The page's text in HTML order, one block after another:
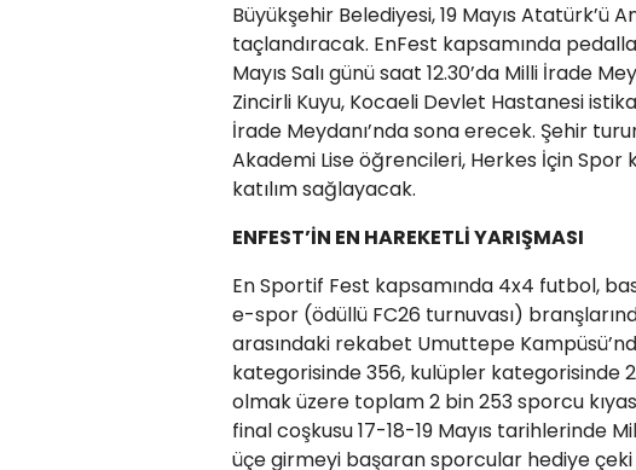
Büyükşehir Belediyesi, 19 Mayıs Atatürk’ü
taçlandıracak. EnFest kapsamında
Mayıs Salı günü saat 12.30’da Milli İrade
Zincirli Kuyu, Kocaeli Devlet Hastanesi
İrade Meydanı’nda sona erecek. Şehir
Akademi Lise öğrencileri, Herkes İçin Spor
katılım sağlayacak.
ENFEST’İN EN HAREKETLİ YARIŞMASI
En Sportif Fest kapsamında 4x4 futbol,
e-spor (ödüllü FC26 turnuvası)
arasındaki rekabet Umuttepe
kategorisinde 356, kulüpler kategorisinde
olmak üzere toplam 2 bin 253 sporcu
final coşkusu 17-18-19 Mayıs tarihlerinde
üçe girmeyi başaran sporcular hediye